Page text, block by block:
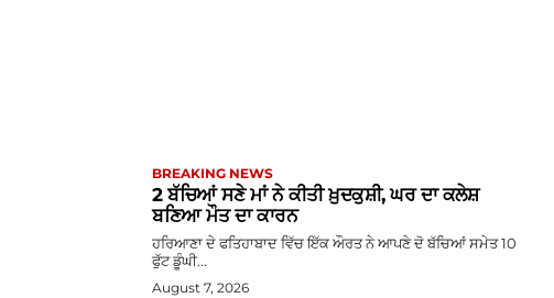
BREAKING NEWS
2 ਬੱਚਿਆਂ ਸਣੇ ਮਾਂ ਨੇ ਕੀਤੀ ਖ਼ੁਦਕੁਸ਼ੀ, ਘਰ ਦਾ ਕਲੇਸ਼
ਬਣਿਆ ਮੌਤ ਦਾ ਕਾਰਨ
ਹਰਿਆਣਾ ਦੇ ਫਤਿਹਾਬਾਦ ਵਿੱਚ ਇੱਕ ਔਰਤ ਨੇ ਆਪਣੇ ਦੋ ਬੱਚਿਆਂ ਸਮੇਤ 10
ਫੁੱਟ ਡੂੰਘੀ...
August 7, 2026